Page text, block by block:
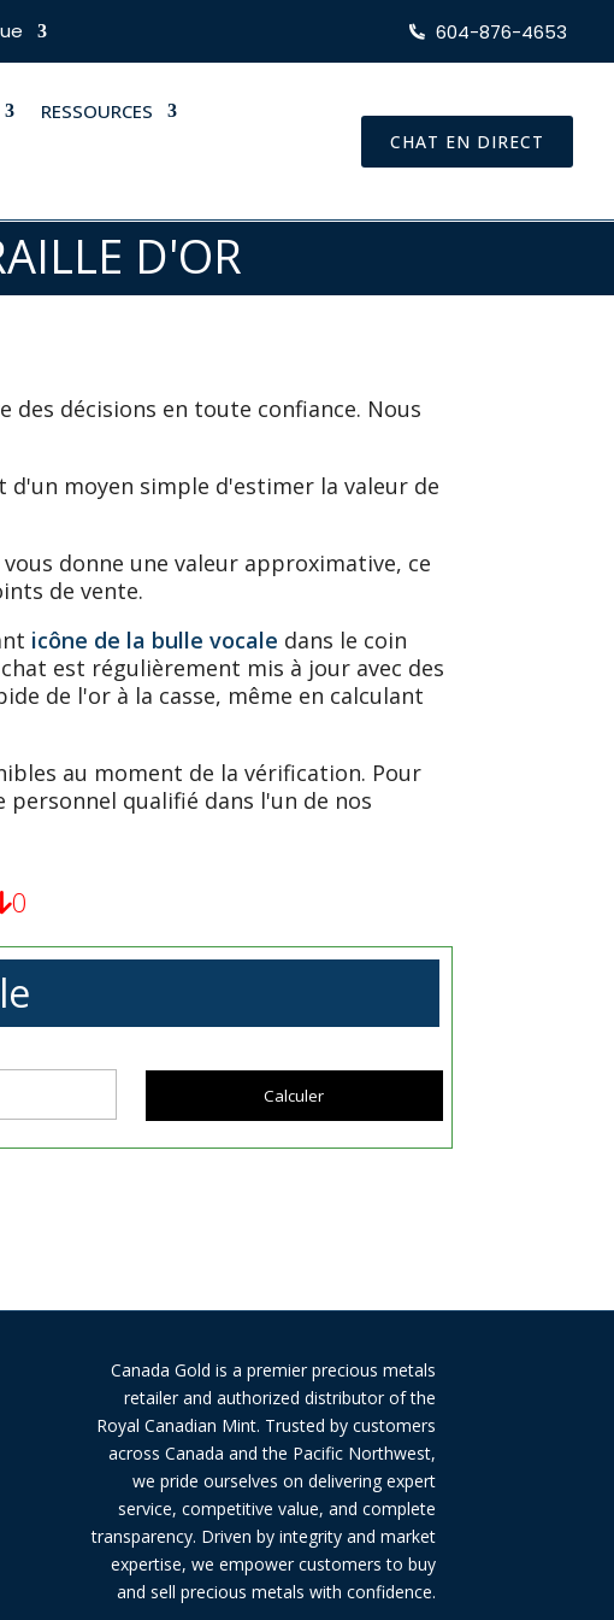
604-876-4653
RESSOURCES
CHAT EN DIRECT
D'OR
décisions en toute confiance. Nous
moyen simple d'estimer la valeur de
donne une valeur approximative, ce
de vente.
icône de la bulle vocale dans le coin
est régulièrement mis à jour avec des
de l'or à la casse, même en calculant
au moment de la vérification. Pour
qualifié dans l'un de nos
0
Calculer
Canada Gold is a premier precious metals
retailer and authorized distributor of the
Royal Canadian Mint. Trusted by customers
across Canada and the Pacific Northwest,
we pride ourselves on delivering expert
service, competitive value, and complete
transparency. Driven by integrity and market
expertise, we empower customers to buy
and sell precious metals with confidence.